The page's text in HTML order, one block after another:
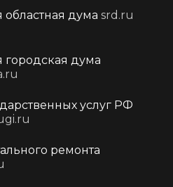
областная дума srd.ru
городская дума
услуг РФ
ремонта